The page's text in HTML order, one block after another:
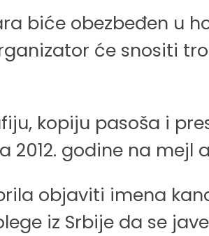
biće obezbeđen u
će snositi
kopiju pasoša i
2012. godine na mejl
objaviti imena
iz Srbije da se